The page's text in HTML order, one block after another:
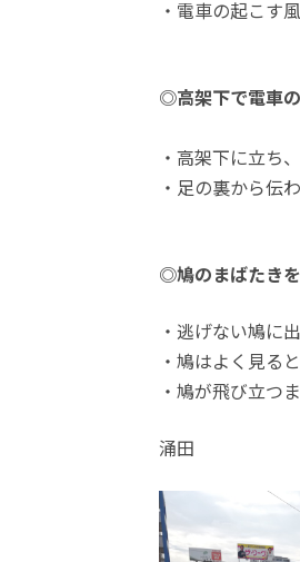
・電車の起こす
◎高架下で電車
・高架下に立ち
・足の裏から伝
◎鳩のまばたき
・逃げない鳩に
・鳩はよく見る
・鳩が飛び立つ
涌田